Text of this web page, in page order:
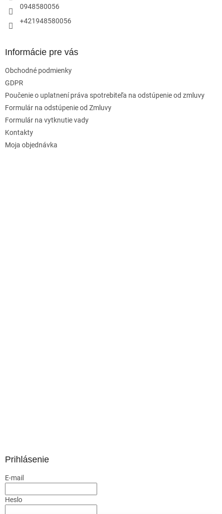
0948580056
+421948580056
Informácie pre vás
Obchodné podmienky
GDPR
Poučenie o uplatnení práva spotrebiteľa na odstúpenie od zmluvy
Formulár na odstúpenie od Zmluvy
Formulár na vytknutie vady
Kontakty
Moja objednávka
Prihlásenie
E-mail
Heslo